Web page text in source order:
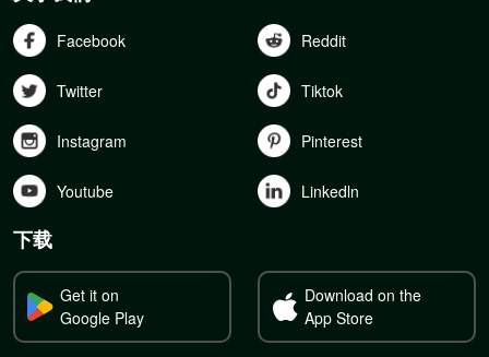
Facebook Reddit
Twitter Tiktok
Instagram Pinterest
Youtube Linkedln
下载
Get it on
Google Play
Download on the
App Store